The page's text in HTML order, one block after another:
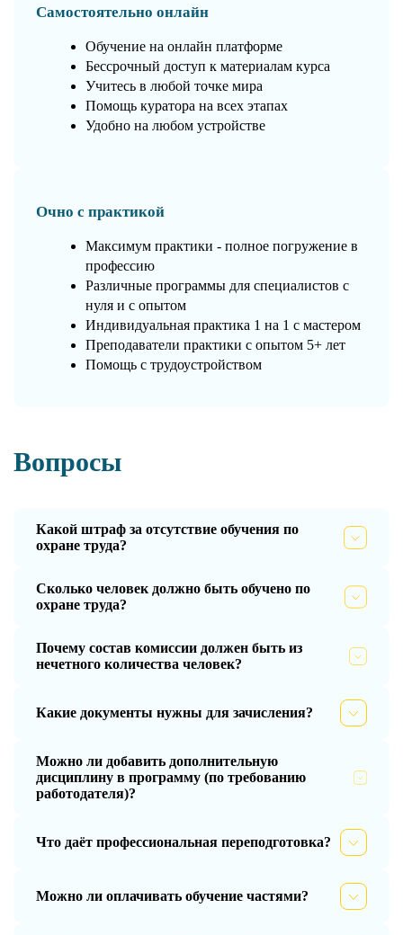
Самостоятельно онлайн
Обучение на онлайн платформе
Бессрочный доступ к материалам курса
Учитесь в любой точке мира
Помощь куратора на всех этапах
Удобно на любом устройстве
Очно с практикой
Максимум практики - полное погружение в
профессию
Различные программы для специалистов с
нуля и с опытом
Индивидуальная практика 1 на 1 с мастером
Преподаватели практики с опытом 5+ лет
Помощь с трудоустройством
Вопросы
Какой штраф за отсутствие обучения по
охране труда?
Сколько человек должно быть обучено по
охране труда?
Почему состав комиссии должен быть из
нечетного количества человек?
Какие документы нужны для зачисления?
Можно ли добавить дополнительную
дисциплину в программу (по требованию
работодателя)?
Что даёт профессиональная переподготовка?
Можно ли оплачивать обучение частями?